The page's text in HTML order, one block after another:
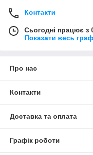
Контакти
Сьогодні працює з
Показати весь
Про нас
Контакти
Доставка та оплата
Графік роботи